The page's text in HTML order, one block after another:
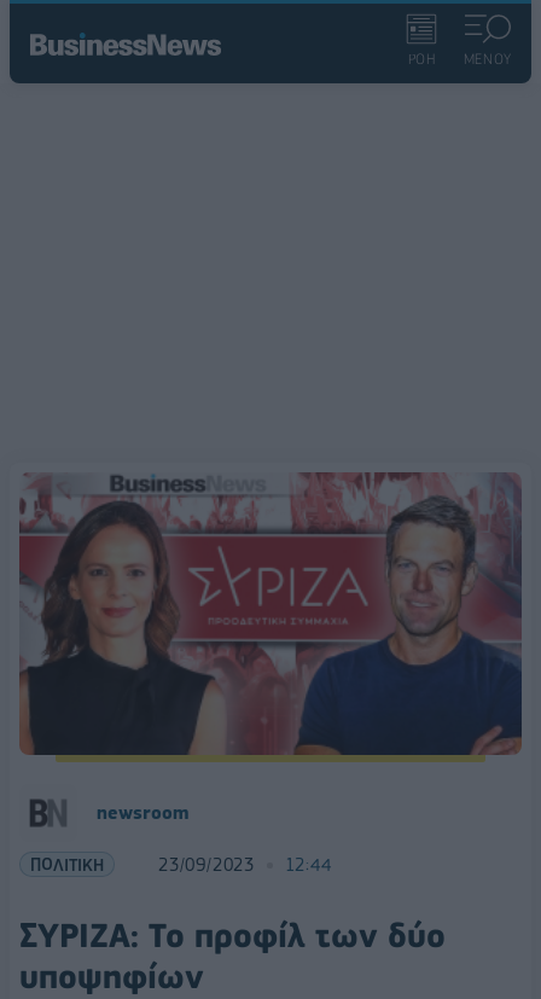
ΡΟΗ ΜΕΝΟΥ
newsroom
ΠΟΛΙΤΙΚΗ 23/09/2023 12:44
ΣΥΡΙΖΑ: To προφίλ των δύο
υποψηφίων